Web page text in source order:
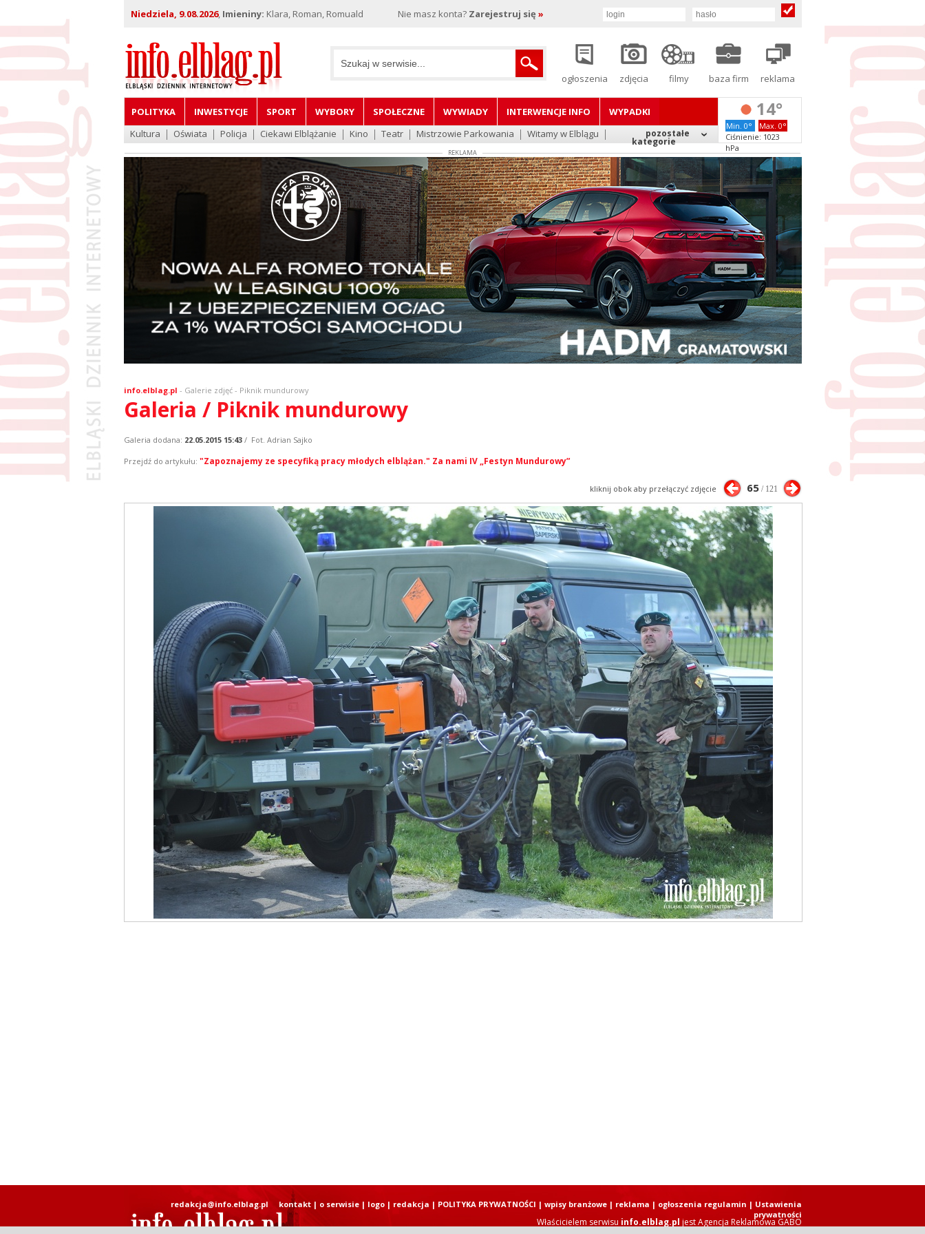
Niedziela, 9.08.2026, Imieniny: Klara, Roman, Romuald Nie masz konta? Zarejestruj się »
ogłoszenia zdjęcia filmy baza firm reklama
POLITYKA INWESTYCJE SPORT WYBORY SPOŁECZNE WYWIADY INTERWENCJE INFO
WYPADKI
Kultura
Oświata Policja Ciekawi Elblążanie Kino Teatr Mistrzowie Parkowania Witamy w Elblągu pozostałe
kategorie
14°
Min. 0°
Max. 0°
Ciśnienie: 1023
hPa
REKLAMA
info.elblag.pl - Galerie zdjęć- Piknik mundurowy
Galeria / Piknik mundurowy
Galeria dodana: 22.05.2015 15:43/ Fot. Adrian Sajko
Przejdź do artykułu: "Zapoznajemy ze specyfiką pracy młodych elblążan." Za nami IV „Festyn Mundurowy”
kliknij obok aby przełączyć zdjęcie 65/ 121
Właścicielem serwisu info.elblag.pl jestAgencja Reklamowa GABO
redakcja@info.elblag.pl kontakt| o serwisie| logo| redakcja | POLITYKA PRYWATNOŚCI | wpisy branżowe| reklama | ogłoszenia regulamin | Ustawienia
prywatności